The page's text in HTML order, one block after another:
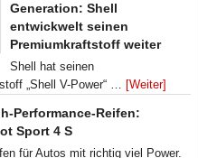
Generation: Shell
entwickwelt seinen
Premiumkraftstoff weiter
Shell hat seinen
„Shell V-Power“ … [Weiter]
Performance-Reifen:
Sport 4 S
für Autos mit richtig viel Power.